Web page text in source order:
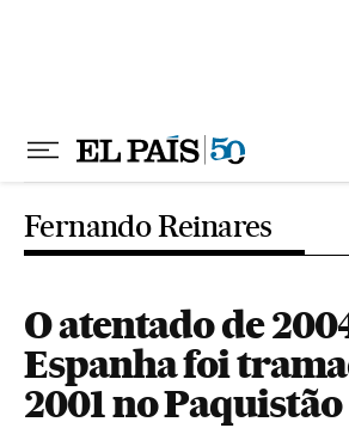
Fernando Reinares
O atentado de
Espanha foi
2001 no Paquistão